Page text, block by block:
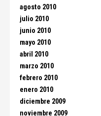
agosto 2010
julio 2010
junio 2010
mayo 2010
abril 2010
marzo 2010
febrero 2010
enero 2010
diciembre 2009
noviembre 2009